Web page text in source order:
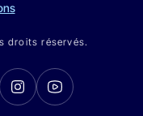
droits réservés.